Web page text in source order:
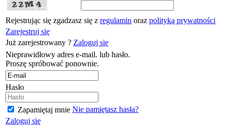
Rejestrując się zgadzasz się z regulamin oraz polityką prywatności
Zarejestruj się
Już zarejestrowany ? Zaloguj się
Nieprawidłowy adres e-mail. lub hasło.
Proszę spróbować ponownie.
Hasło
Zapamiętaj mnie Nie pamiętasz hasła?
Zaloguj się